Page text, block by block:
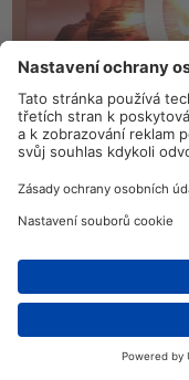
Hlavně se nespalte,
výhody vývodek
Vyberte si svoji
provozní teplotu od
A nezapomeňte
Hledat